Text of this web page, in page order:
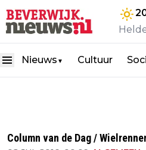
Nieuws ▼ Cultuur
Column van de Dag /